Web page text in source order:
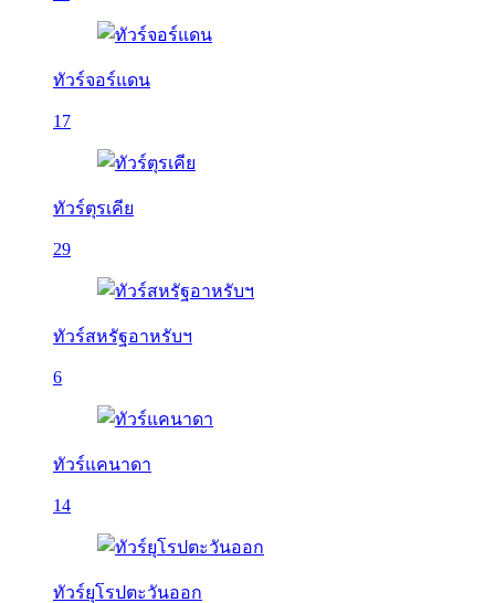
ทัวร์จอร์แดน
17
ทัวร์ตุรเคีย
29
ทัวร์สหรัฐอาหรับฯ
6
ทัวร์แคนาดา
14
ทัวร์ยุโรปตะวันออก